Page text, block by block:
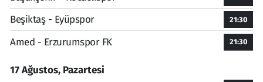
Beşiktaş - Eyüpspor 21:30
Amed - Erzurumspor FK 21:30
17 Ağustos, Pazartesi